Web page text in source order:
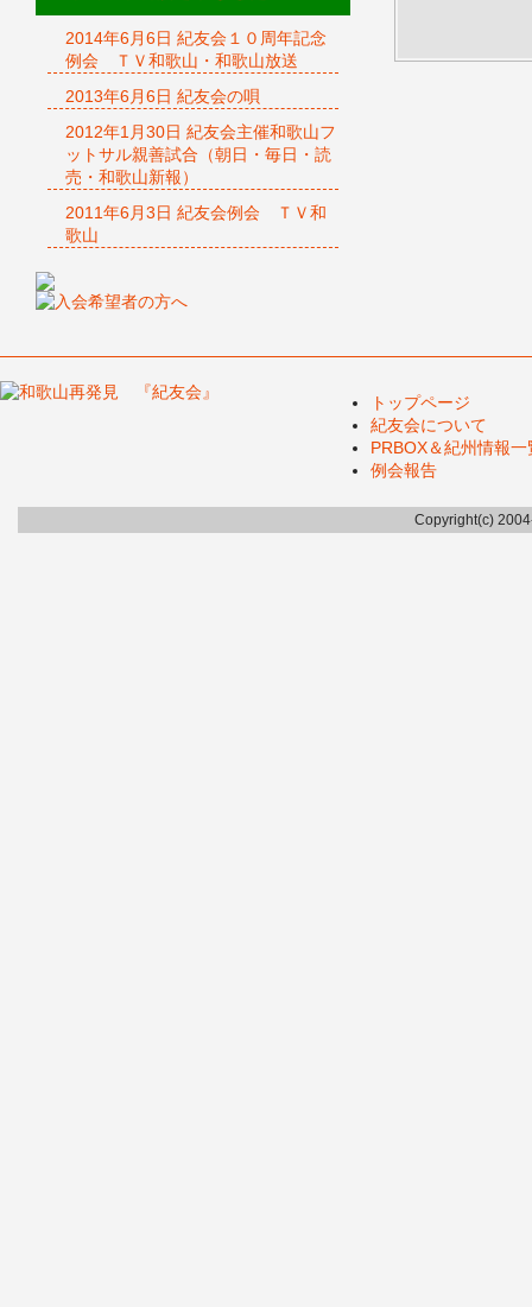
2014年6月6日 紀友会１０周年記念
例会 ＴＶ和歌山・和歌山放送
2013年6月6日 紀友会の唄
2012年1月30日 紀友会主催和歌山フ
ットサル親善試合（朝日・毎日・読
売・和歌山新報）
2011年6月3日 紀友会例会 ＴＶ和
歌山
トップページ
紀友会について
PRBOX＆紀州情報一
例会報告
Copyright(c)